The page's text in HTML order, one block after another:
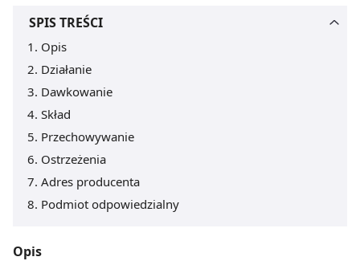
SPIS TREŚCI
Opis
Działanie
Dawkowanie
Skład
Przechowywanie
Ostrzeżenia
Adres producenta
Podmiot odpowiedzialny
Opis